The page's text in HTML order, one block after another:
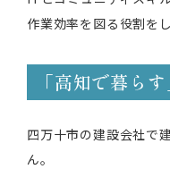
作業効率を図る役割を
「高知で暮ら
四万十市の建設会社で
ん。